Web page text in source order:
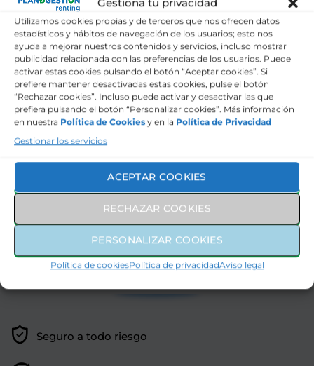
Gestiona tu privacidad
Utilizamos cookies propias y de terceros que nos ofrecen datos
estadísticos y hábitos de navegación de los usuarios; esto nos
ayuda a mejorar nuestros contenidos y servicios, incluso mostrar
publicidad relacionada con las preferencias de los usuarios. Puede
activar estas cookies pulsando el botón “Aceptar cookies”. Si
prefiere mantener desactivadas estas cookies, pulse el botón
“Rechazar cookies”. Incluso puede activar y desactivar las que
prefiera pulsando el botón “Personalizar cookies”. Más información
en nuestra Política de Cookies y en la Política de Privacidad
Gestionar los servicios
ACEPTAR COOKIES
RECHAZAR COOKIES
PERSONALIZAR COOKIES
Política de cookiesPolítica de privacidadAviso legal
de giro
Lámina protectora para el transporte
Tecnología
Interior
Marca
459€
MÁS IVA
Seguro a todo riesgo